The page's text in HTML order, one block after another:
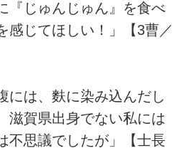
『じゅんじゅん』を食べ
感じてほしい！」【3曹／
には、麩に染み込んだし
賀県出身でない私には
不思議でしたが」【士長